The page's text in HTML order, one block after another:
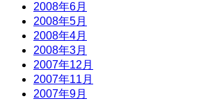
2008年6月
2008年5月
2008年4月
2008年3月
2007年12月
2007年11月
2007年9月